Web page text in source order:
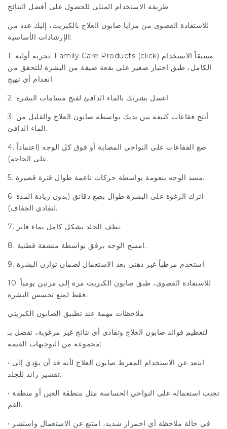
طريقة الاستخدام المثلى للحصول على أفضل النتائج
للاستفادة القصوى من مزايا صابون العلاج بالكبريت، إليك عدد من
الإرشادات الأساسية:
1. تجربة أولية: Family Care Products (click) مسبقاً الاستخدام
الكامل، طبق اختبار صغير على بقعة ضيقة من البشرة للتحقق من
انعدام أي تهيج.
2. اغسل بشرتك بالماء الدافئ لفتح مسامات البشرة.
3. أنتج فقاعات كثيفة بين يديك بواسطة صابون العلاج والقليل من
الماء الدافئ.
4. ضع الفقاعات على النواحي المصابة أو فوق كل الوجه (اعتماداً
على الحاجة).
5. مسد الوجه بنعومة بواسطة حركات ناعمة طوال فترة قصيرة.
6. اترك الرغوة على البشرة طوال بضع دقائق (بدون زيادة المدة
لتفادي الجفاف).
7. نظف الجلد بشكل كامل بماء فاتر.
8. امسح الوجه برفق بواسطة منشفة قطنية.
9. استخدم مرطباً غير دهني بعد الاستعمال لضمان توازن البشرة.
10. للاستفادة القصوى، طبق صابون الكبريت مرة إلى مرتين يومياً
فقط لمنع تحسس البشرة.
ملاحظات مهمة عند تطبيق الصابون الكبريتي
لتعظيم فوائد صابون العلاج وتفادي أي نتائج غير مرغوبة، تفضل بـ
مجموعة من التوجيهات القيمة:
• ابتعد عن الاستخدام المفرط صابون العلاج لأنه قد أن يؤدي إلى
تقشير زائد للجلد.
• تجنب استعماله على النواحي الحساسة مثل منطقة العين أو منطقة
الفم.
• في حالة ملاحظة أي احمرار شديد، امتنع عن الاستعمال واستشر